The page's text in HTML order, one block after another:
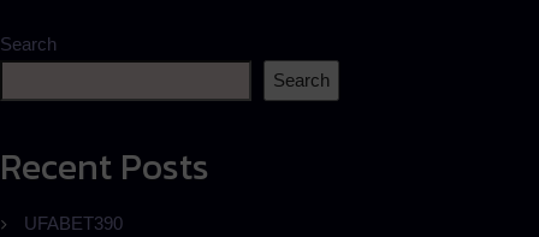
Search
Search
Recent Posts
UFABET390